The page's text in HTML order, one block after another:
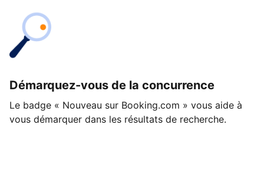
Démarquez-vous de la concurrence
Le badge « Nouveau sur Booking.com » vous aide à
vous démarquer dans les résultats de recherche.